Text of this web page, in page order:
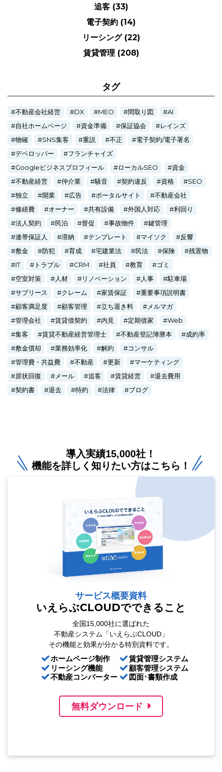
追客 (33)
電子契約 (14)
リーシング (22)
賃貸管理 (208)
タグ
不動産会社経営 DX MEO 間取り図
AI
自社ホームページ
資金準備 保証協会
レインズ
物確
SNS集客 重説 不正
電子契約/電子署名
デベロッパー
フランチャイズ
Googleビジネスプロフィール
ローカルSEO
資金
不動産経営
仲介業 騒音 契約違反 資格
SEO
独立
開業 広告 ポータルサイト
不動産会社
修繕費
オーナー 共有設備 外国人対応
利回り
法人契約
民泊 督促 事故物件
鍵管理
連帯保証人
滞納 テンプレート マイソク
反響
敷金
防犯 育成 宅建業法 民法 保険
残置物
IT
トラブル CRM 社員 教育
ゴミ
空室対策
人材 リノベーション 人事
駐車場
サブリース
クレーム 家賃保証
重要事項説明書
顧客満足度
顧客管理 立ち退き料
メルマガ
管理会社
賃貸借契約 内見 定期借家
Web
集客
賃貸不動産経営管理士 不動産登記簿謄本
成約率
敷金償却
業務効率化 解約
コンサル
管理費・共益費
不動産 更新
マーケティング
原状回復
メール 追客 賃貸経営
退去費用
契約書
退去 特約 法律 ブログ
導入実績15,000社！
機能を詳しく知りたい方はこちら！
サービス概要資料
いえらぶCLOUDでできること
全国15,000社に選ばれた
不動産システム「いえらぶCLOUD」
その機能と効果が分かる特別資料です。
ホームページ制作
リーシング機能
不動産コンバーター
賃貸管理システム
顧客管理システム
図面･書類作成
無料ダウンロード